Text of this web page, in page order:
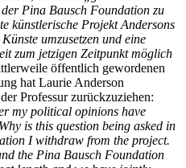
Pina Bausch Foundation zu
künstlerische Projekt Andersons
umzusetzen und eine
zum jetzigen Zeitpunkt möglich
öffentlich gewordenen
hat Laurie Anderson
Professur zurückzuziehen:
my political opinions have
is this question being asked in
I withdraw from the project.
the Pina Bausch Foundation